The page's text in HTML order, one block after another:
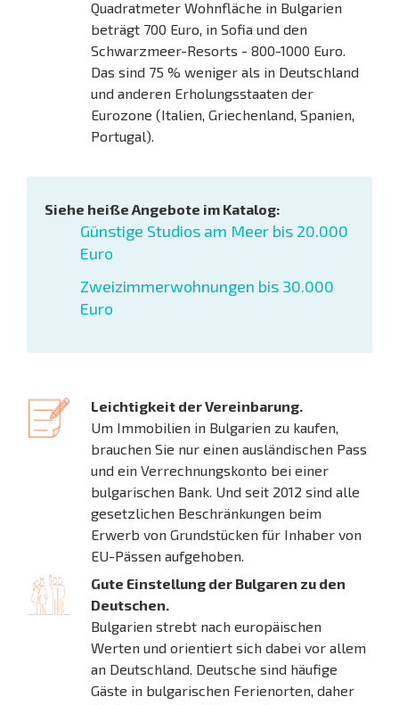
Quadratmeter Wohnfläche in Bulgarien
beträgt 700 Euro, in Sofia und den
Schwarzmeer-Resorts - 800-1000 Euro.
Das sind 75 % weniger als in Deutschland
und anderen Erholungsstaaten der
Eurozone (Italien, Griechenland, Spanien,
Portugal).
Siehe heiße Angebote im Katalog:
Günstige Studios am Meer bis 20.000
Euro
Zweizimmerwohnungen bis 30.000
Euro
Leichtigkeit der Vereinbarung.
Um Immobilien in Bulgarien zu kaufen,
brauchen Sie nur einen ausländischen Pass
und ein Verrechnungskonto bei einer
bulgarischen Bank. Und seit 2012 sind alle
gesetzlichen Beschränkungen beim
Erwerb von Grundstücken für Inhaber von
EU-Pässen aufgehoben.
Gute Einstellung der Bulgaren zu den
Deutschen.
Bulgarien strebt nach europäischen
Werten und orientiert sich dabei vor allem
an Deutschland. Deutsche sind häufige
Gäste in bulgarischen Ferienorten, daher